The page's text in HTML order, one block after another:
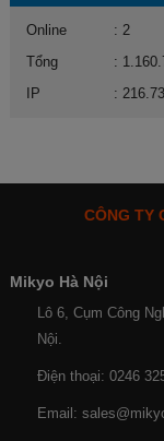
Online
: 2
Tổng
:
IP
:
CÔNG TY
Mikyo Hà Nội
Lô 6, Cụm Công
Nội.
Điện thoại: 0246
Email: